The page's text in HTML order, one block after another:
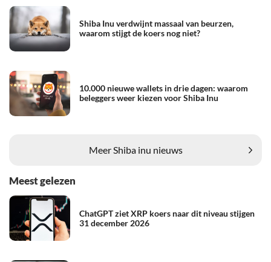
Shiba Inu verdwijnt massaal van beurzen,
waarom stijgt de koers nog niet?
10.000 nieuwe wallets in drie dagen: waarom
beleggers weer kiezen voor Shiba Inu
Meer Shiba inu nieuws
Meest gelezen
ChatGPT ziet XRP koers naar dit niveau stijgen
31 december 2026